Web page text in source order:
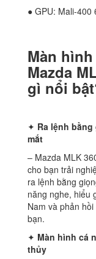
● GPU: Mali-400
Màn
Mazda
gì nổi
✦ Ra lệnh
mắt
– Mazda MLK
cho bạn trải
ra lệnh bằng
năng nghe, hiểu
Nam và phản
bạn.
✦ Màn hình cá
thủy